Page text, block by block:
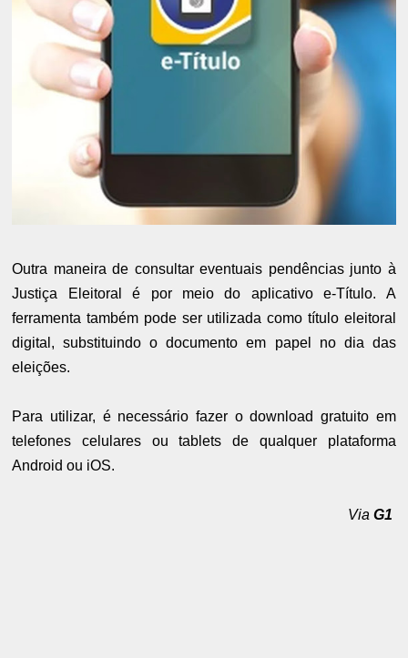
Outra maneira de consultar eventuais pendências junto à
Justiça Eleitoral é por meio do aplicativo e-Título. A
ferramenta também pode ser utilizada como título eleitoral
digital, substituindo o documento em papel no dia das
eleições.
Para utilizar, é necessário fazer o download gratuito em
telefones celulares ou tablets de qualquer plataforma
Android ou iOS.
Via G1